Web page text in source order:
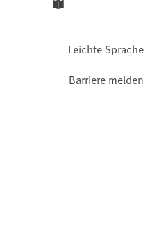
Leichte Sprache
Barriere melden